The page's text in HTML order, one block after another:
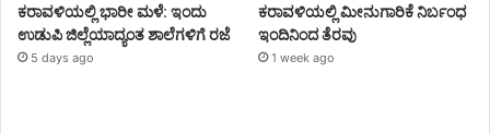
ಕರಾವಳಿಯಲ್ಲಿ ಭಾರೀ ಮಳೆ: ಇಂದು
ಉಡುಪಿ ಜಿಲ್ಲೆಯಾದ್ಯಂತ ಶಾಲೆಗಳಿಗೆ ರಜೆ
5 days ago
ಕರಾವಳಿಯಲ್ಲಿ ಮೀನುಗಾರಿಕೆ ನಿರ್ಬಂಧ
ಇಂದಿನಿಂದ ತೆರವು
1 week ago